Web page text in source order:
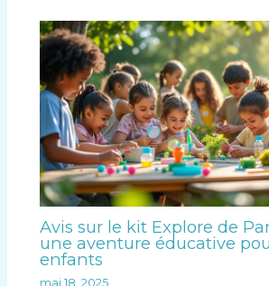
Avis sur le kit Explore de
une aventure éducative
enfants
mai 18, 2025